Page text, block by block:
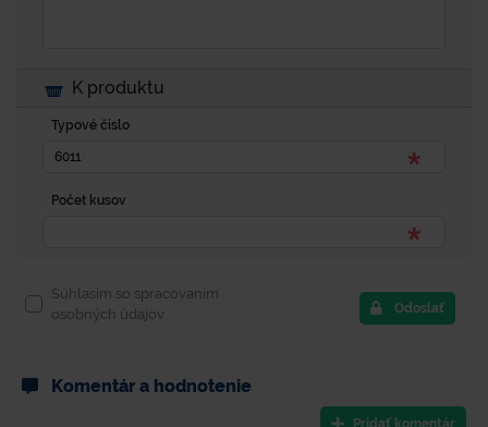
K produktu
Typové číslo
Počet kusov
Súhlasím so spracovaním
osobných údajov.
Odoslať
Komentár a hodnotenie